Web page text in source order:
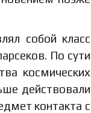
собой класс
По сути
космических
действовали
контакта с